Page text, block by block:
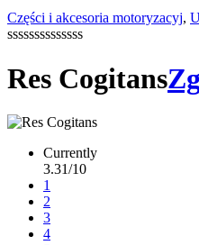
Części i akcesoria motoryzacyj,
ssssssssssssss
Res Cogitans
Currently
3.31/10
1
2
3
4